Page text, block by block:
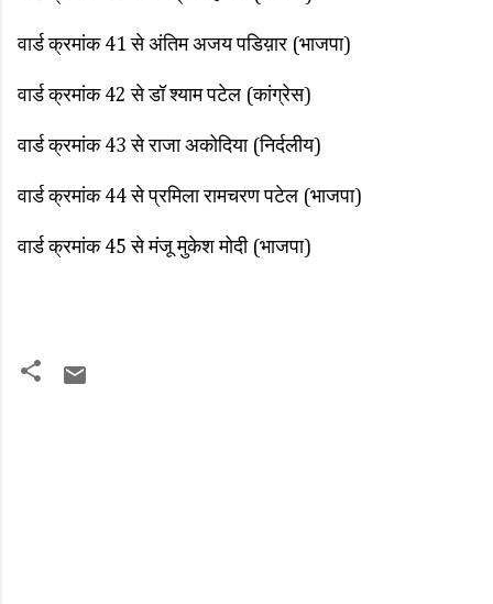
वार्ड क्रमांक 41 से अंतिम अजय पडिय़ार (भाजपा)
वार्ड क्रमांक 42 से डॉ श्याम पटेल (कांग्रेस)
वार्ड क्रमांक 43 से राजा अकोदिया (निर्दलीय)
वार्ड क्रमांक 44 से प्रमिला रामचरण पटेल (भाजपा)
वार्ड क्रमांक 45 से मंजू मुकेश मोदी (भाजपा)